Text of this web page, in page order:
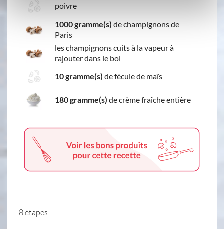
poivre
1000 gramme(s) de champignons de
Paris
les champignons cuits à la vapeur à
rajouter dans le bol
10 gramme(s) de fécule de maïs
180 gramme(s) de crème fraîche entière
8 étapes